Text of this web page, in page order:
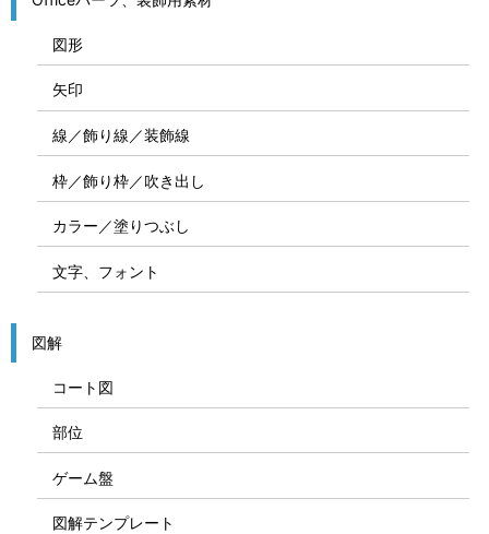
図形
矢印
線／飾り線／装飾線
枠／飾り枠／吹き出し
カラー／塗りつぶし
文字、フォント
図解
コート図
部位
ゲーム盤
図解テンプレート